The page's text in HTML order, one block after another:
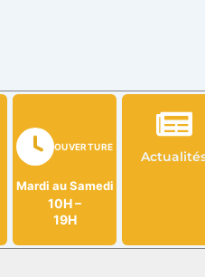
OUVERTURE
Mardi au Samedi
10H –
19H